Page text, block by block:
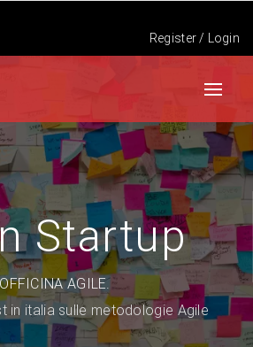
Register / Login
Startup
OFFICINA AGILE.
in italia sulle metodologie Agile